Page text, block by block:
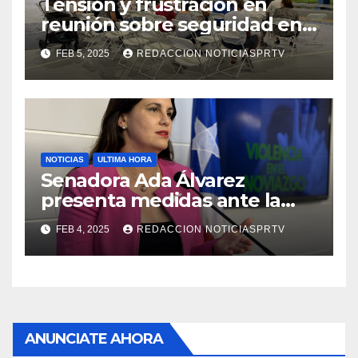
reunión sobre seguridad en
Reparto Metropolitano
FEB 5, 2025 REDACCION NOTICIASPRTV
NOTICIAS ULTIMA HORA
Senadora Ada Álvarez
presenta medidas ante la
violencia en el noviazgo
FEB 4, 2025 REDACCION NOTICIASPRTV
ANUNCIATE AHORA